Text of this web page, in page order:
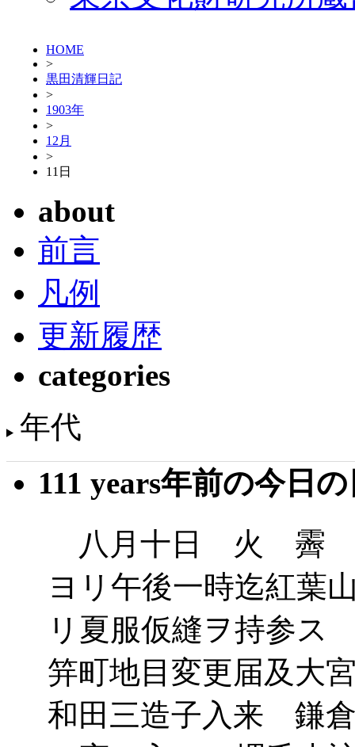
HOME
>
黒田清輝日記
>
1903年
>
12月
>
11日
about
前言
凡例
更新履歴
categories
年代
111 years年前の今日
八月十日 火 霽
ヨリ午後一時迄紅葉
リ夏服仮縫ヲ持参ス
笄町地目変更届及大
和田三造子入来 鎌